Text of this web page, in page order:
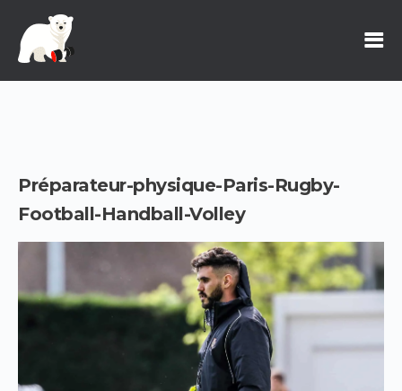
Préparateur-physique-Paris-Rugby-
Football-Handball-Volley